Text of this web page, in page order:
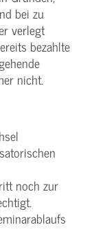
bei zu
verlegt
bezahlte
nicht.
noch zur